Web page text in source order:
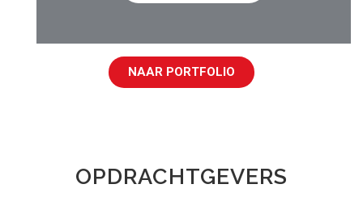
NAAR PORTFOLIO
OPDRACHTGEVERS